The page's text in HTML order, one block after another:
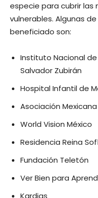
especie para cubrir
vulnerables. Algunas
beneficiado son:
Instituto Nacional
Salvador Zubirán
Hospital Infantil de
Asociación
World Vision México
Residencia Reina
Fundación Teletón
Ver Bien para